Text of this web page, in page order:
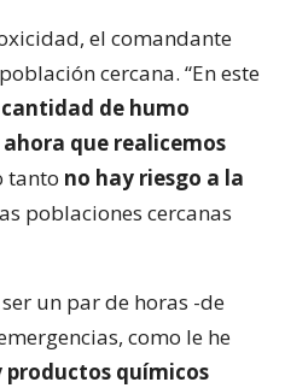
el comandante
cercana. “En este
de humo
que realicemos
tanto no hay riesgo a la
poblaciones cercanas
un par de horas -de
como le he
productos químicos